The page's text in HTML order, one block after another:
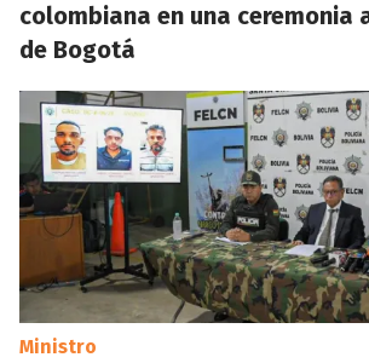
colombiana en una ceremonia
de Bogotá
Ministro